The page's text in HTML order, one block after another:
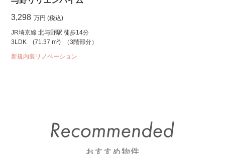
3,298 万円 (税込)
JR埼京線 北与野駅 徒歩14分
3LDK
(71.37 m²) （3階部分）
新規内装リノベーション